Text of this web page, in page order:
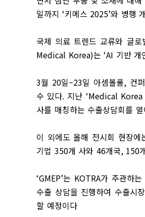
일까지 ‘키메스 2025’와 병행
국제 의료 트렌드 교류와 글
Medical Korea)는 ‘AI 기반 개
3월 20일~23일 아셈볼룸, 컨
수 있다. 지난 ‘Medical Korea
사를 매칭하는 수출상담회를 열
이 외에도 올해 전시회 현장에
기업 350개 사와 46개국, 150
‘GMEP’는 KOTRA가 주관하
수출 상담을 진행하여 수출시
할 예정이다